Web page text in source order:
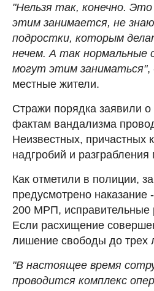
"Нельзя так, конечно.
этим занимается, не
подростки, которым
нечем. А так нормальные
могут этим заниматься",
местные жители.
Стражи порядка заявили о
фактам вандализма
Неизвестных, причастных
надгробий и
Как отметили в полиции,
предусмотрено
200 МРП, исправительные
Если расхищение
лишение свободы до трех
"В настоящее время
проводится комплекс